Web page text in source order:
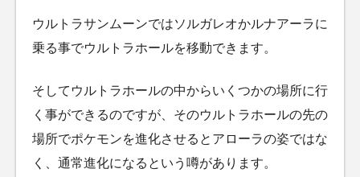
ウルトラサンムーンではソルガレオかルナアーラに
乗る事でウルトラホールを移動できます。
そしてウルトラホールの中からいくつかの場所に行
く事ができるのですが、そのウルトラホールの先の
場所でポケモンを進化させるとアローラの姿ではな
く、通常進化になるという噂があります。